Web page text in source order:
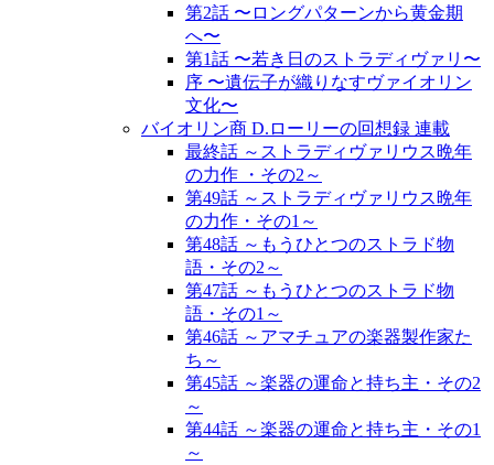
第2話 〜ロングパターンから黄金期
へ〜
第1話 〜若き日のストラディヴァリ〜
序 〜遺伝子が織りなすヴァイオリン
文化〜
バイオリン商 D.ローリーの回想録 連載
最終話 ～ストラディヴァリウス晩年
の力作 ・その2～
第49話 ～ストラディヴァリウス晩年
の力作・その1～
第48話 ～もうひとつのストラド物
語・その2～
第47話 ～もうひとつのストラド物
語・その1～
第46話 ～アマチュアの楽器製作家た
ち～
第45話 ～楽器の運命と持ち主・その2
～
第44話 ～楽器の運命と持ち主・その1
～